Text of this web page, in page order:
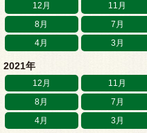
12月 11月
8月
7月
4月
3月
2021年
12月 11月
8月
7月
4月
3月